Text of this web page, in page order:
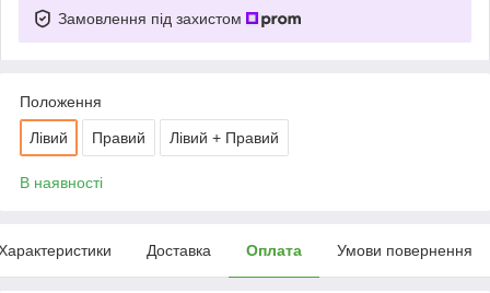
Замовлення під захистом
Положення
Лівий Правий Лівий + Правий
В наявності
Доставка Оплата Умови повернення